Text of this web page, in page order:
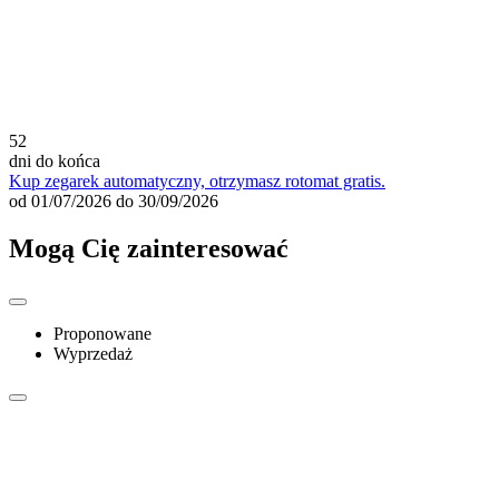
52
dni do końca
Kup zegarek automatyczny, otrzymasz rotomat gratis.
od 01/07/2026 do 30/09/2026
Mogą Cię zainteresować
Proponowane
Wyprzedaż